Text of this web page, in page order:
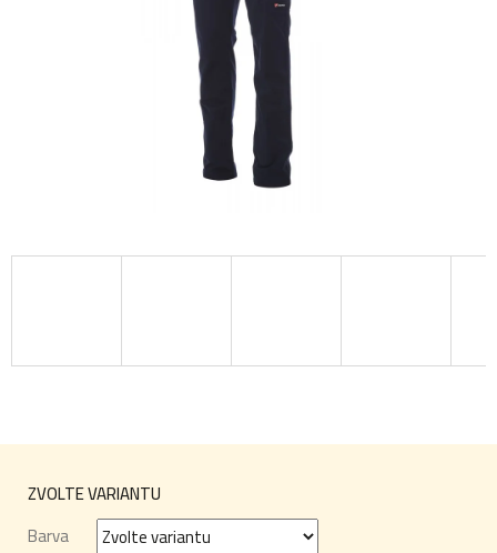
ZVOLTE VARIANTU
Barva